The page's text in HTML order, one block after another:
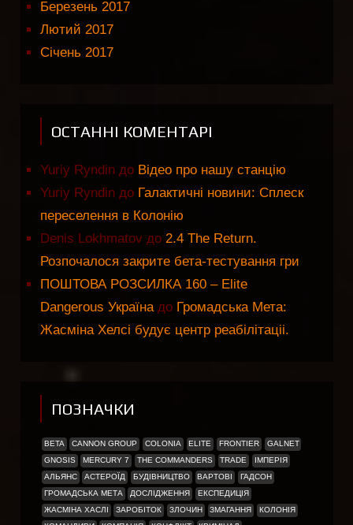
Березень 2017
Лютий 2017
Січень 2017
ОСТАННІ КОМЕНТАРІ
Yuriy Ryndin до Відео про нашу станцію
Yuriy Ryndin до Галактичні новини: Сплеск
переселення в Колонію
Denis Lokhmatov до 2.4 The Return.
Розпочалося закрите бета-тестування гри
ПОШТОВА РОЗСИЛКА 160 – Elite
Dangerous Українадо Громадська Мета:
Жасміна Хелсі будує центр реабілітаціі.
ПОЗНАЧКИ
BETA CANNON GROUP COLONIA ELITE FRONTIER
GALNET
GNOSIS
MERCURY 7 THE COMMANDERS TRADE
ІМПЕРІЯ
АЛЬЯНС
АСТЕРОЇД БУДІВНИЦТВО ВАРТОВІ
ГАДСОН
ГРОМАДСЬКА МЕТА
ДОСЛІДЖЕННЯ
ЕКСПЕДИЦІЯ
ЖАСМІНА ХАСЛІ
ЗАРОБІТОК ЗЛОЧИН ЗМАГАННЯ
КОЛОНІЯ